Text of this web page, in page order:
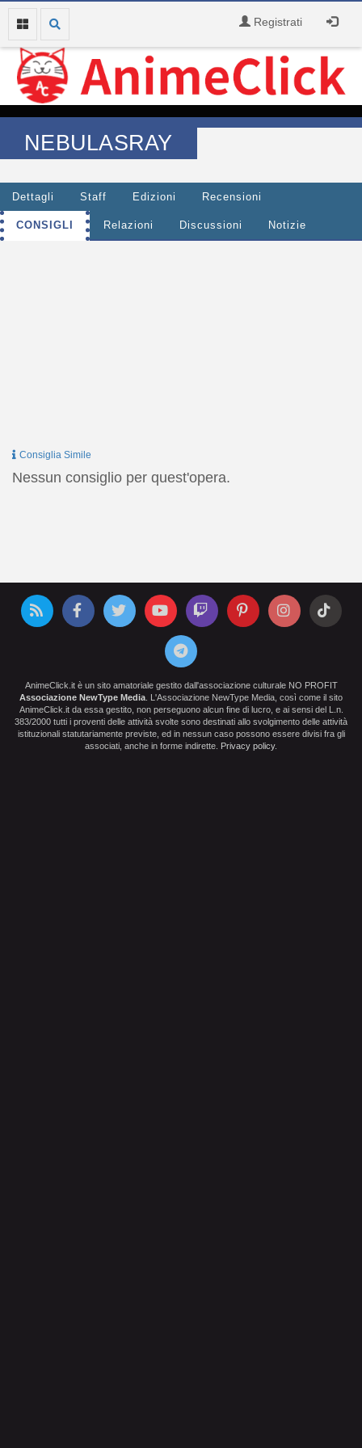
Registrati
NEBULASRAY
Dettagli Staff Edizioni Recensioni
CONSIGLI Relazioni Discussioni Notizie
Consiglia Simile
Nessun consiglio per quest'opera.
AnimeClick.it è un sito amatoriale gestito dall'associazione culturale NO PROFIT
Associazione NewType Media . L'Associazione NewType Media, così come il sito
AnimeClick.it da essa gestito, non perseguono alcun fine di lucro, e ai sensi del L.n.
383/2000 tutti i proventi delle attività svolte sono destinati allo svolgimento delle attività
istituzionali statutariamente previste, ed in nessun caso possono essere divisi fra gli
associati, anche in forme indirette. Privacy policy.